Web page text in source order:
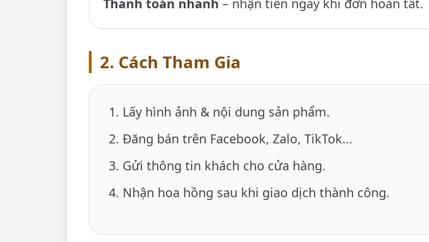
Thanh toán nhanh – nhận tiền ngay khi đơn hoàn tất.
2. Cách Tham Gia
Lấy hình ảnh & nội dung sản phẩm.
Đăng bán trên Facebook, Zalo, TikTok...
Gửi thông tin khách cho cửa hàng.
Nhận hoa hồng sau khi giao dịch thành công.